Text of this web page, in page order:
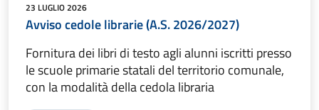
23 LUGLIO 2026
Avviso cedole librarie (A.S. 2026/2027)
Fornitura dei libri di testo agli alunni iscritti presso
le scuole primarie statali del territorio comunale,
con la modalità della cedola libraria